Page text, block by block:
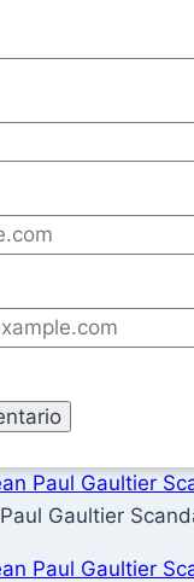
Paul Gaultier
Paul Gaultier